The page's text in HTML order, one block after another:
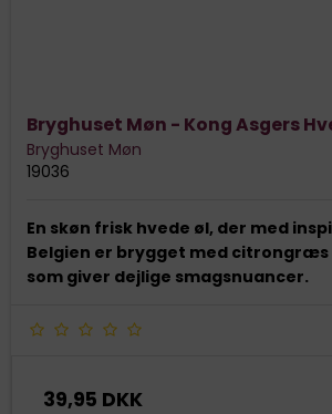
Bryghuset Møn - Kong Asgers
Bryghuset Møn
19036
En skøn frisk hvede øl, der med
Belgien er brygget med citrongræs
som giver dejlige smagsnuancer.
39,95 DKK